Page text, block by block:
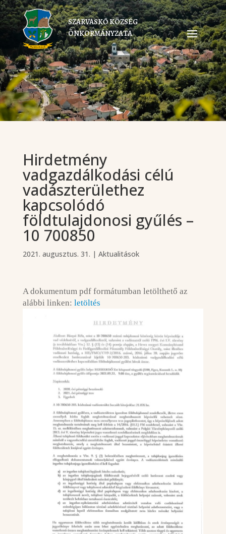
SZARVASKŐ KÖZSÉG
ÖNKORMÁNYZATA
Hirdetmény
vadgazdálkodási célú
vadászterülethez
kapcsolódó
földtulajdonosi gyűlés –
10 700850
2021. augusztus. 31. | Aktualitások
A dokumentum pdf formátumban letölthető az
alábbi linken: letöltés